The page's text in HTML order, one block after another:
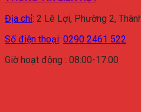
Địa chỉ: 2 Lê Lợi, Phường 2,
Số điện thoại: 0290 2461 522
Giờ hoạt động : 08:00-17:00